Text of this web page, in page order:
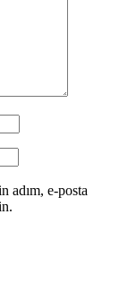
adım, e-posta